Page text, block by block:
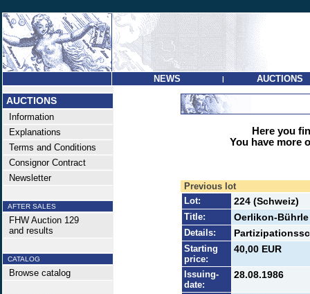
NEWS | AUCTIONS
AUCTIONS
Information
Explanations
Terms and Conditions
Consignor Contract
Newsletter
AFTER SALES
FHW Auction 129
and results
CATALOG
Browse catalog
Here you
You have more
Previous lot
Lot:
224 (Schweiz)
Title: Oerlikon-
Details:
Starting
price:
40,00 EUR
Issuing-
date:
28.08.1986